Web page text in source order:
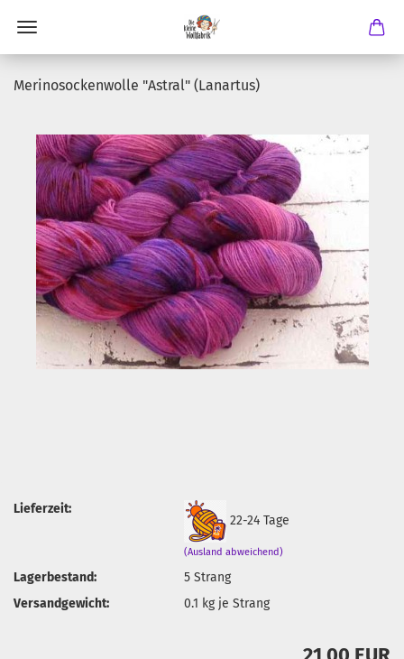
Merinosockenwolle "Astral" (Lanartus)
Lieferzeit:
22-24 Tage
(Ausland abweichend)
Lagerbestand: 5Strang
Versandgewicht:
0.1 kg je Strang